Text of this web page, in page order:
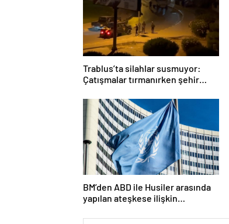
Trablus’ta silahlar susmuyor:
Çatışmalar tırmanırken şehir
BM’den ABD ile Husiler arasında
yapılan ateşkese ilişkin